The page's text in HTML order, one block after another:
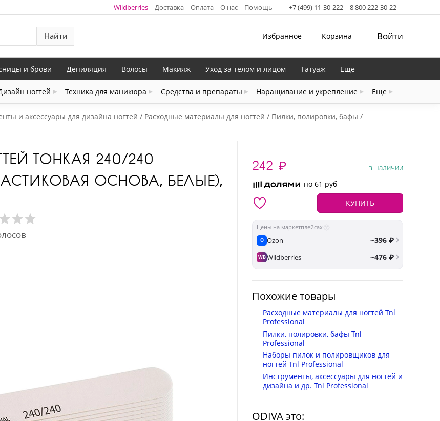
Wildberries Доставка Оплата О нас Помощь +7 (499) 11-30-222 8 800 222-30-22
Найти Избранное Корзина Войти
ногтей Техника для маникюра Средства и препараты Наращивание и укрепление Еще
и брови Депиляция Волосы Макияж Уход за телом и лицом Татуаж Еще
и аксессуары для дизайна ногтей Расходные материалы для ногтей
Пилки, полировки, бафы
ТОНКАЯ 240/240
ОСНОВА, БЕЛЫЕ),
242 ₽
в наличии
по 61 руб
КУПИТЬ
Цены на маркетплейсах
O Ozon ~396 ₽
WBWildberries ~476 ₽
Похожие товары
Расходные материалы для ногтей Tnl
Professional
Пилки, полировки, бафы Tnl
Professional
Наборы пилок и полировщиков для
ногтей Tnl Professional
Инструменты, аксессуары для ногтей и
дизайна и др. Tnl Professional
ODIVA это: